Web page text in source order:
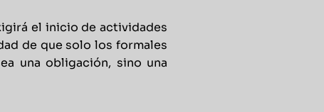
el inicio de actividades
de que solo los formales
una obligación, sino una